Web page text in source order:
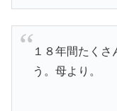
１８年間たくさ
う。母より。